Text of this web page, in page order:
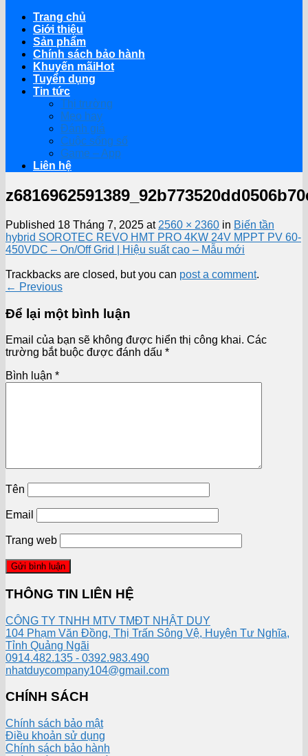
Trang chủ
Giới thiệu
Sản phẩm
Chính sách bảo hành
Khuyến mãi
Tuyển dụng
Tin tức
Thị trường
Mẹo hay
Đánh giá
Cuộc sống số
Game – App
Liên hệ
Published 18 Tháng 7, 2025 at 2560 × 2360 in Biến tần
hybrid SOROTEC REVO HMT PRO 4KW 24V MPPT PV 60-
450VDC – On/Off Grid | Hiệu suất cao – Mẫu mới
Trackbacks are closed, but you can post a comment.
← Previous
Để lại một bình luận
Email của bạn sẽ không được hiển thị công khai. Các
trường bắt buộc được đánh dấu *
Bình luận *
Tên
Email
Trang web
THÔNG TIN LIÊN HỆ
CÔNG TY TNHH MTV TMĐT NHẬT DUY
104 Phạm Văn Đồng, Thị Trấn Sông Vệ, Huyện Tư Nghĩa,
Tỉnh Quảng Ngãi
0914.482.135 - 0392.983.490
nhatduycompany104@gmail.com
CHÍNH SÁCH
Chính sách bảo mật
Điều khoản sử dụng
Chính sách bảo hành